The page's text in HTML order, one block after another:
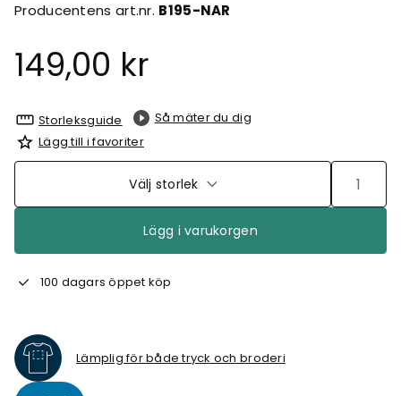
Producentens art.nr. B195-NAR
149,00 kr
Storleksguide
Så mäter du dig
Lägg till i favoriter
Välj storlek
Lägg i varukorgen
100 dagars öppet köp
Lämplig för både tryck och broderi